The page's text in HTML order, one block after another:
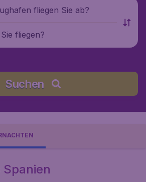
fliegen Sie ab?
fliegen?
Suchen